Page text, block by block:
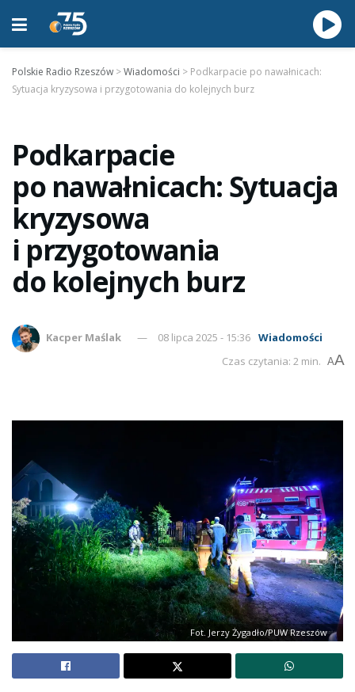
Polskie Radio Rzeszów >Wiadomości > Podkarpacie po nawałnicach:
Sytuacja kryzysowa i przygotowania do kolejnych burz
Podkarpacie
po nawałnicach: Sytuacja
kryzysowa
i przygotowania
do kolejnych burz
Kacper Maślak 08 lipca 2025 - 15:36 Wiadomości
Czas czytania: 2 min. AA
Fot. Jerzy Żygadło/PUW Rzeszów